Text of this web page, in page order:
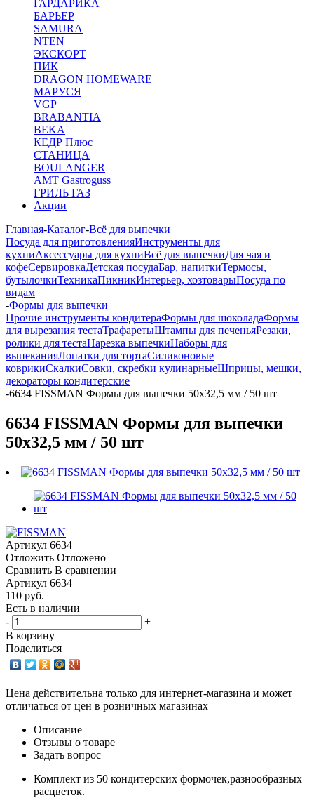
ГАРДАРИКА
БАРЬЕР
SAMURA
NTEN
ЭКСКОРТ
ПИК
DRAGON HOMEWARE
МАРУСЯ
VGP
BRABANTIA
BEKA
КЕДР Плюс
СТАНИЦА
BOULANGER
AMT Gastroguss
ГРИЛЬ ГАЗ
Акции
Главная-Каталог-Всё для выпечки
Посуда для приготовленияИнструменты для
кухниАксессуары для кухниВсё для выпечкиДля чая и
кофеСервировкаДетская посудаБар, напиткиТермосы,
бутылочкиТехникаПикникИнтерьер, хозтоварыПосуда по
видам
-Формы для выпечки
Прочие инструменты кондитераФормы для шоколадаФормы
для вырезания тестаТрафаретыШтампы для печеньяРезаки,
ролики для тестаНарезка выпечкиНаборы для
выпеканияЛопатки для тортаСиликоновые
коврикиСкалкиСовки, скребки кулинарныеШприцы, мешки,
декораторы кондитерские
-6634 FISSMAN Формы для выпечки 50x32,5 мм / 50 шт
6634 FISSMAN Формы для выпечки
50x32,5 мм / 50 шт
Артикул 6634
Отложить Отложено
Сравнить В сравнении
Артикул 6634
110 руб.
Есть в наличии
-
+
В корзину
Поделиться
Цена действительна только для интернет-магазина и может
отличаться от цен в розничных магазинах
Описание
Отзывы о товаре
Задать вопрос
Комплект из 50 кондитерских формочек,разнообразных
расцветок.